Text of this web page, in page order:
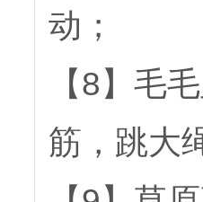
动；
【8】毛
筋，跳大